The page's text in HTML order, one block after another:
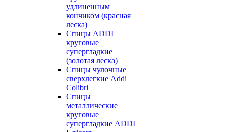
удлиненным
кончиком (красная
леска)
Спицы ADDI
круговые
супергладкие
(золотая леска)
Спицы чулочные
сверхлегкие Addi
Colibri
Спицы
металлические
круговые
супергладкие ADDI